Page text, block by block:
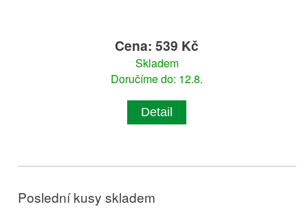
Cena: 539 Kč
Skladem
Doručíme do: 12.8.
Detail
Poslední kusy skladem